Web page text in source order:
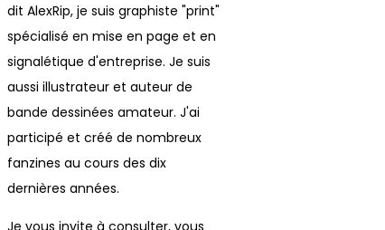
dit AlexRip, je suis graphiste "print"
spécialisé en mise en page et en
signalétique d'entreprise. Je suis
aussi illustrateur et auteur de
bande dessinées amateur. J'ai
participé et créé de nombreux
fanzines au cours des dix
dernières années.
Je vous invite à consulter, vous